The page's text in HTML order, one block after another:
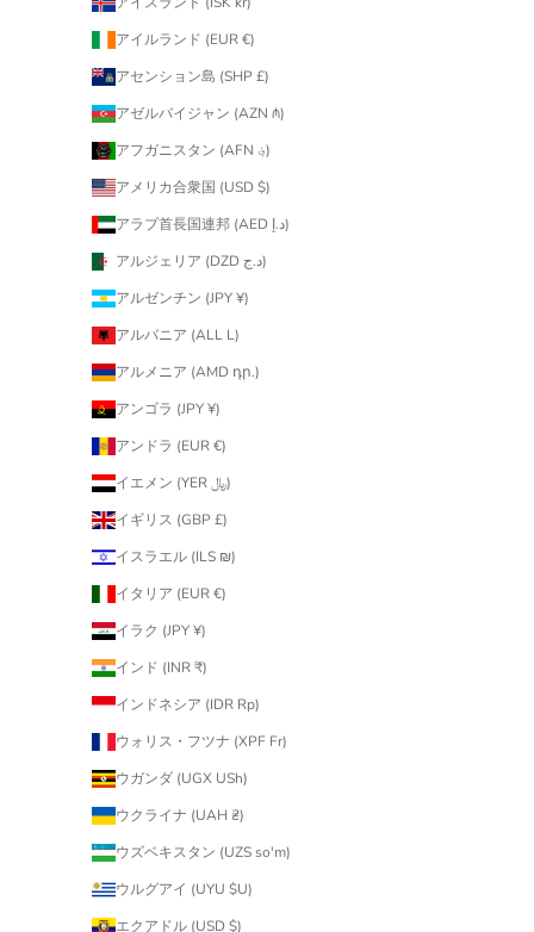
アイルランド (EUR €)
アセンション島 (SHP £)
アゼルバイジャン (AZN ₼)
アフガニスタン (AFN ؋)
アメリカ合衆国 (USD $)
アラブ首長国連邦 (AED د.إ)
アルジェリア (DZD د.ج)
アルゼンチン (JPY ¥)
アルバニア (ALL L)
アルメニア (AMD դր.)
アンゴラ (JPY ¥)
アンドラ (EUR €)
イエメン (YER ﷼)
イギリス (GBP £)
イスラエル (ILS ₪)
イタリア (EUR €)
イラク (JPY ¥)
インド (INR ₹)
インドネシア (IDR Rp)
ウォリス・フツナ (XPF Fr)
ウガンダ (UGX USh)
ウクライナ (UAH ₴)
ウズベキスタン (UZS so'm)
ウルグアイ (UYU $U)
エクアドル (USD $)